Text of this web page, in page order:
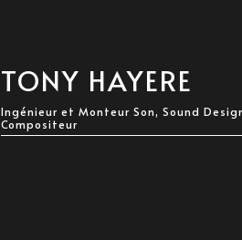
TONY HAYERE
Ingénieur et Monteur Son, Sound
Compositeur